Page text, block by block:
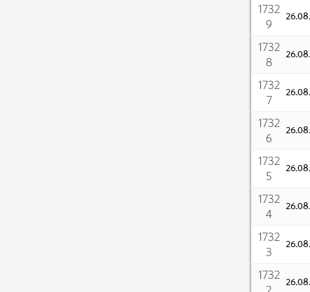
1732
9
1732
8
1732
7
1732
6
1732
5
1732
4
1732
3
1732